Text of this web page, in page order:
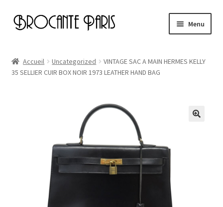
Aller
navigation
Aller
au
Menu
Cart
Page d’exemple
Accueil Uncategorized
VINTAGE SAC A MAIN HERMES KELLY
35 SELLIER CUIR BOX NOIR 1973 LEATHER HAND BAG